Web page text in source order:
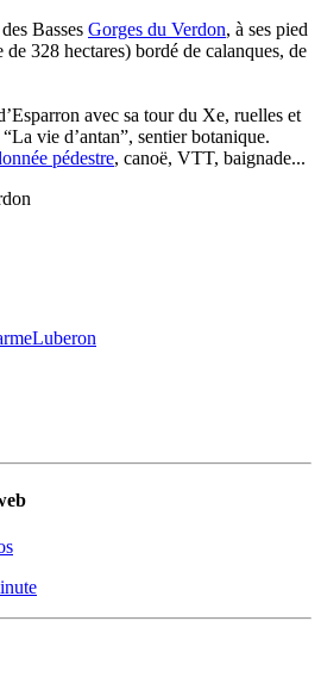
Basses Gorges du Verdon, à ses pied
de 328 hectares) bordé de calanques, de
avec sa tour du Xe, ruelles et
vie d’antan”, sentier botanique.
pédestre, canoë, VTT, baignade...